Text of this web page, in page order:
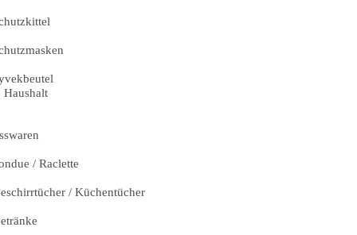
Haushalt
/ Raclette
/ Küchentücher